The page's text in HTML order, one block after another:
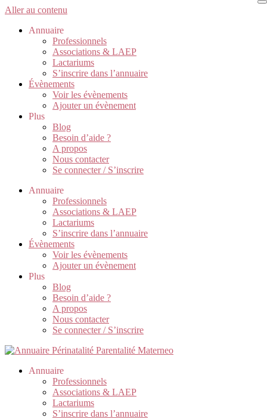
Aller au contenu
Annuaire
Professionnels
Associations & LAEP
Lactariums
S’inscrire dans l’annuaire
Évènements
Voir les évènements
Ajouter un évènement
Plus
Blog
Besoin d’aide ?
A propos
Nous contacter
Se connecter / S’inscrire
Annuaire
Professionnels
Associations & LAEP
Lactariums
S’inscrire dans l’annuaire
Évènements
Voir les évènements
Ajouter un évènement
Plus
Blog
Besoin d’aide ?
A propos
Nous contacter
Se connecter / S’inscrire
Annuaire
Professionnels
Associations & LAEP
Lactariums
S’inscrire dans l’annuaire